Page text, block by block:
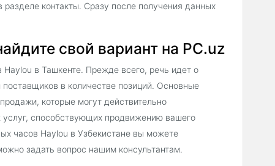
контакты. Сразу после получения данных
свой вариант на PC.uz
в Ташкенте. Прежде всего, речь идет о
в количестве позиций. Основные
которые могут действительно
услуг, способствующих продвижению вашего
часов Haylou в Узбекистане вы можете
задать вопрос нашим консультантам.